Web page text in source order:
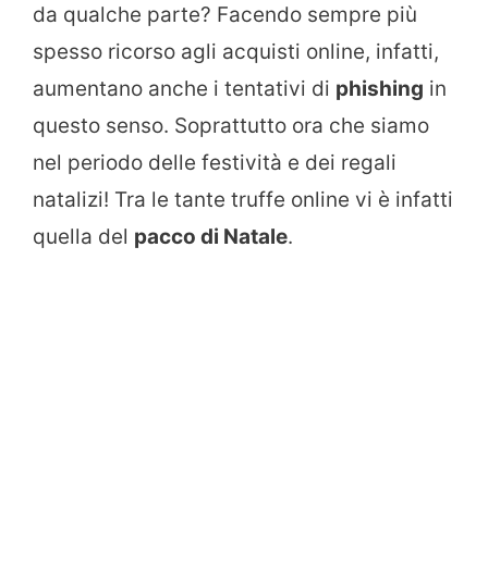
da qualche parte? Facendo sempre più
spesso ricorso agli acquisti online, infatti,
aumentano anche i tentativi di phishing in
questo senso. Soprattutto ora che siamo
nel periodo delle festività e dei regali
natalizi! Tra le tante truffe online vi è infatti
quella del pacco di Natale.